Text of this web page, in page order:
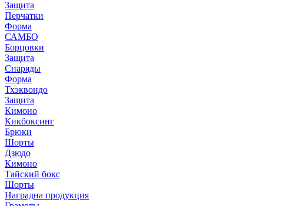
Защита
Перчатки
Форма
САМБО
Борцовки
Защита
Снаряды
Форма
Тхэквондо
Защита
Кимоно
Кикбоксинг
Брюки
Шорты
Дзюдо
Кимоно
Тайский бокс
Шорты
Наградна продукция